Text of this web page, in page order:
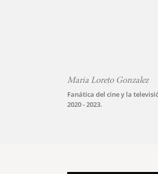
Maria Loreto Gonzalez
Fanática del cine y la
2020 - 2023.